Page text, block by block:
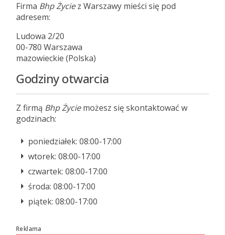
Firma Bhp Życiez Warszawy mieści się pod
adresem:
Ludowa 2/20
00-780 Warszawa
mazowieckie (Polska)
Godziny otwarcia
Z firmą Bhp Życiemożesz się skontaktować w
godzinach:
poniedziałek: 08:00-17:00
wtorek: 08:00-17:00
czwartek: 08:00-17:00
środa: 08:00-17:00
piątek: 08:00-17:00
Reklama